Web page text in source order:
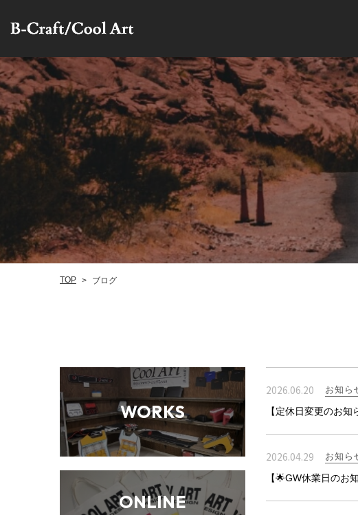
TOP > ブログ
WORKS
ONLINE
2026.06.20 お知ら
【定休日変更のお知
2026.04.29 お知ら
【🌟GW休業日のお